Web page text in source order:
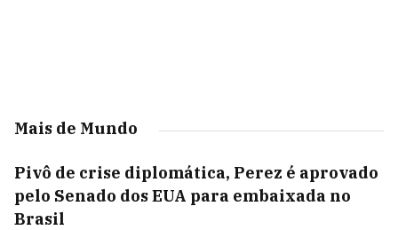
Mais de Mundo
Pivô de crise diplomática, Perez é aprovado
pelo Senado dos EUA para embaixada no
Brasil